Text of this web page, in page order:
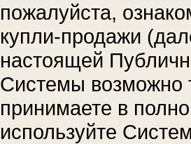
пожалуйста,
купли-продажи
настоящей
Системы возможно
принимаете в
используйте